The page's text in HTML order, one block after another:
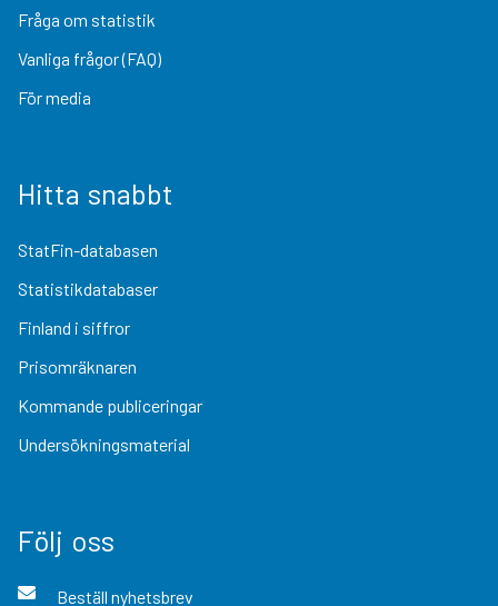
Fråga om statistik
Vanliga frågor (FAQ)
För media
Hitta snabbt
StatFin-databasen
Statistikdatabaser
Finland i siffror
Prisomräknaren
Kommande publiceringar
Undersökningsmaterial
Följ oss
Beställ nyhetsbrev